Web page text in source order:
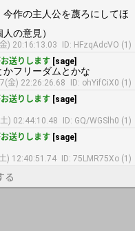
作の主人公を蔑ろにしてほ
の意見）
) 20:16:13.03
ID: HFzqAdcVO (1)
送りします [sage]
フリーダムとかな
金) 22:26:26.68
ID: ohYifCiX0 (1)
送りします [sage]
) 02:44:10.48
ID: GQ/WGSlh0 (1)
送りします [sage]
) 12:40:51.74 ID: 75LMR75Xo (1)
る